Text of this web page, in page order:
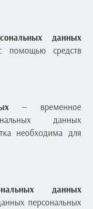
данных
помощью средств
— временное
данных
необходима для
данных
персональных